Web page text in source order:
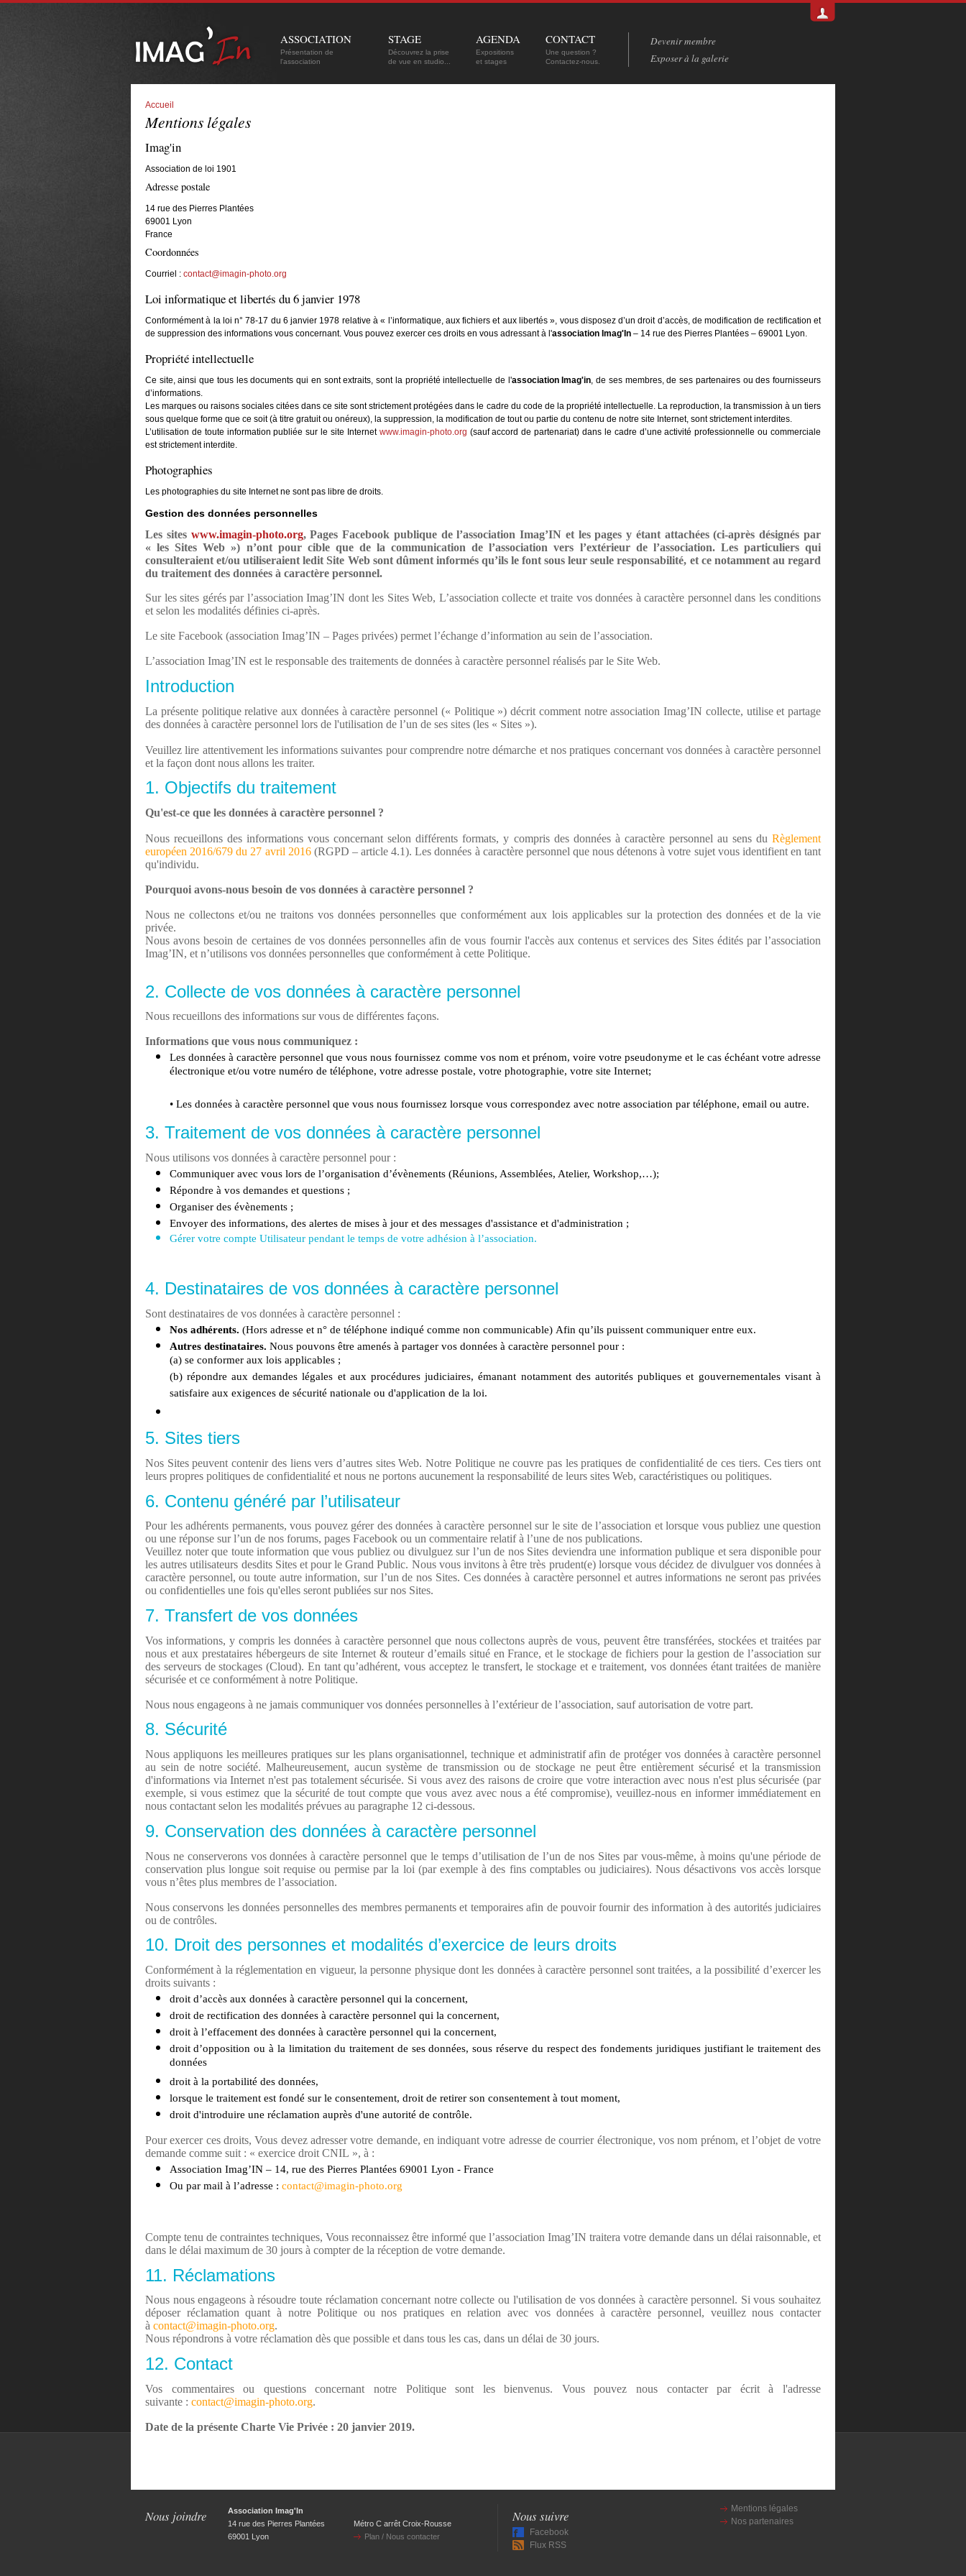
ASSOCIATION
Présentation de
l'association
STAGE
Découvrez la prise
de vue en studio...
AGENDA
Expositions
et stages
CONTACT
Une question ?
Contactez-nous.
Devenir membre
Exposer à la galerie
Accueil
Mentions légales
Imag'in
Association de loi 1901
Adresse postale
14 rue des Pierres Plantées
69001 Lyon
France
Coordonnées
Courriel : contact@imagin-photo.org
Loi informatique et libertés du 6 janvier 1978
Conformément à la loi n° 78-17 du 6 janvier 1978 relative à « l’informatique, aux fichiers et aux libertés », vous disposez d’un droit d’accès, de modification de rectification et
de suppression des informations vous concernant. Vous pouvez exercer ces droits en vous adressant à l'association Imag'In – 14 rue des Pierres Plantées – 69001 Lyon.
Propriété intellectuelle
Ce site, ainsi que tous les documents qui en sont extraits, sont la propriété intellectuelle de l'association Imag'in , de ses membres, de ses partenaires ou des fournisseurs
d’informations.
Les marques ou raisons sociales citées dans ce site sont strictement protégées dans le cadre du code de la propriété intellectuelle. La reproduction, la transmission à un tiers
sous quelque forme que ce soit (à titre gratuit ou onéreux), la suppression, la modification de tout ou partie du contenu de notre site Internet, sont strictement interdites.
L’utilisation de toute information publiée sur le site Internet www.imagin-photo.org (sauf accord de partenariat) dans le cadre d’une activité professionnelle ou commerciale
est strictement interdite.
Photographies
Les photographies du site Internet ne sont pas libre de droits.
Gestion des données personnelles
Les sites www.imagin-photo.org, Pages Facebook publique de l’association Imag’IN et les pages y étant attachées (ci-après désignés par
« les Sites Web ») n’ont pour cible que de la communication de l’association vers l’extérieur de l’association. Les particuliers qui
consulteraient et/ou utiliseraient ledit Site Web sont dûment informés qu’ils le font sous leur seule responsabilité, et ce notamment au regard
du traitement des données à caractère personnel.
Sur les sites gérés par l’association Imag’IN dont les Sites Web, L’association collecte et traite vos données à caractère personnel dans les conditions
et selon les modalités définies ci-après.
Le site Facebook (association Imag’IN – Pages privées) permet l’échange d’information au sein de l’association.
L’association Imag’IN est le responsable des traitements de données à caractère personnel réalisés par le Site Web.
Introduction
La présente politique relative aux données à caractère personnel (« Politique ») décrit comment notre association Imag’IN collecte, utilise et partage
des données à caractère personnel lors de l'utilisation de l’un de ses sites (les « Sites »).
Veuillez lire attentivement les informations suivantes pour comprendre notre démarche et nos pratiques concernant vos données à caractère personnel
et la façon dont nous allons les traiter.
1. Objectifs du traitement
Qu'est-ce que les données à caractère personnel ?
Nous recueillons des informations vous concernant selon différents formats, y compris des données à caractère personnel au sens du Règlement
européen 2016/679 du 27 avril 2016(RGPD – article 4.1). Les données à caractère personnel que nous détenons à votre sujet vous identifient en tant
qu'individu.
Pourquoi avons-nous besoin de vos données à caractère personnel ?
Nous ne collectons et/ou ne traitons vos données personnelles que conformément aux lois applicables sur la protection des données et de la vie
privée.
Nous avons besoin de certaines de vos données personnelles afin de vous fournir l'accès aux contenus et services des Sites édités par l’association
Imag’IN, et n’utilisons vos données personnelles que conformément à cette Politique.
2. Collecte de vos données à caractère personnel
Nous recueillons des informations sur vous de différentes façons.
Informations que vous nous communiquez :
Les données à caractère personnel que vous nous fournissez comme vos nom et prénom, voire votre pseudonyme et le cas échéant votre adresse
électronique et/ou votre numéro de téléphone, votre adresse postale, votre photographie, votre site Internet;
• Les données à caractère personnel que vous nous fournissez lorsque vous correspondez avec notre association par téléphone, email ou autre.
3. Traitement de vos données à caractère personnel
Nous utilisons vos données à caractère personnel pour :
Communiquer avec vous lors de l’organisation d’évènements (Réunions, Assemblées, Atelier, Workshop,…);
Répondre à vos demandes et questions ;
Organiser des évènements ;
Envoyer des informations, des alertes de mises à jour et des messages d'assistance et d'administration ;
Gérer votre compte Utilisateur pendant le temps de votre adhésion à l’association.
4. Destinataires de vos données à caractère personnel
Sont destinataires de vos données à caractère personnel :
Nos adhérents. (Hors adresse et n° de téléphone indiqué comme non communicable) Afin qu’ils puissent communiquer entre eux.
Autres destinataires. Nous pouvons être amenés à partager vos données à caractère personnel pour :
(a) se conformer aux lois applicables ;
(b) répondre aux demandes légales et aux procédures judiciaires, émanant notamment des autorités publiques et gouvernementales visant à
satisfaire aux exigences de sécurité nationale ou d'application de la loi.
5. Sites tiers
Nos Sites peuvent contenir des liens vers d’autres sites Web. Notre Politique ne couvre pas les pratiques de confidentialité de ces tiers. Ces tiers ont
leurs propres politiques de confidentialité et nous ne portons aucunement la responsabilité de leurs sites Web, caractéristiques ou politiques.
6. Contenu généré par l’utilisateur
Pour les adhérents permanents, vous pouvez gérer des données à caractère personnel sur le site de l’association et lorsque vous publiez une question
ou une réponse sur l’un de nos forums, pages Facebook ou un commentaire relatif à l’une de nos publications.
Veuillez noter que toute information que vous publiez ou divulguez sur l’un de nos Sites deviendra une information publique et sera disponible pour
les autres utilisateurs desdits Sites et pour le Grand Public. Nous vous invitons à être très prudent(e) lorsque vous décidez de divulguer vos données à
caractère personnel, ou toute autre information, sur l’un de nos Sites. Ces données à caractère personnel et autres informations ne seront pas privées
ou confidentielles une fois qu'elles seront publiées sur nos Sites.
7. Transfert de vos données
Vos informations, y compris les données à caractère personnel que nous collectons auprès de vous, peuvent être transférées, stockées et traitées par
nous et aux prestataires hébergeurs de site Internet & routeur d’emails situé en France, et le stockage de fichiers pour la gestion de l’association sur
des serveurs de stockages (Cloud). En tant qu’adhérent, vous acceptez le transfert, le stockage et e traitement, vos données étant traitées de manière
sécurisée et ce conformément à notre Politique.
Nous nous engageons à ne jamais communiquer vos données personnelles à l’extérieur de l’association, sauf autorisation de votre part.
8. Sécurité
Nous appliquons les meilleures pratiques sur les plans organisationnel, technique et administratif afin de protéger vos données à caractère personnel
au sein de notre société. Malheureusement, aucun système de transmission ou de stockage ne peut être entièrement sécurisé et la transmission
d'informations via Internet n'est pas totalement sécurisée. Si vous avez des raisons de croire que votre interaction avec nous n'est plus sécurisée (par
exemple, si vous estimez que la sécurité de tout compte que vous avez avec nous a été compromise), veuillez-nous en informer immédiatement en
nous contactant selon les modalités prévues au paragraphe 12 ci-dessous.
9. Conservation des données à caractère personnel
Nous ne conserverons vos données à caractère personnel que le temps d’utilisation de l’un de nos Sites par vous-même, à moins qu'une période de
conservation plus longue soit requise ou permise par la loi (par exemple à des fins comptables ou judiciaires). Nous désactivons vos accès lorsque
vous n’êtes plus membres de l’association.
Nous conservons les données personnelles des membres permanents et temporaires afin de pouvoir fournir des information à des autorités judiciaires
ou de contrôles.
10. Droit des personnes et modalités d’exercice de leurs droits
Conformément à la réglementation en vigueur, la personne physique dont les données à caractère personnel sont traitées, a la possibilité d’exercer les
droits suivants :
droit d’accès aux données à caractère personnel qui la concernent,
droit de rectification des données à caractère personnel qui la concernent,
droit à l’effacement des données à caractère personnel qui la concernent,
droit d’opposition ou à la limitation du traitement de ses données, sous réserve du respect des fondements juridiques justifiant le traitement des
données
droit à la portabilité des données,
lorsque le traitement est fondé sur le consentement, droit de retirer son consentement à tout moment,
droit d'introduire une réclamation auprès d'une autorité de contrôle.
Pour exercer ces droits, Vous devez adresser votre demande, en indiquant votre adresse de courrier électronique, vos nom prénom, et l’objet de votre
demande comme suit : « exercice droit CNIL », à :
Association Imag’IN – 14, rue des Pierres Plantées 69001 Lyon - France
Ou par mail à l’adresse : contact@imagin-photo.org
Compte tenu de contraintes techniques, Vous reconnaissez être informé que l’association Imag’IN traitera votre demande dans un délai raisonnable, et
dans le délai maximum de 30 jours à compter de la réception de votre demande.
11. Réclamations
Nous nous engageons à résoudre toute réclamation concernant notre collecte ou l'utilisation de vos données à caractère personnel. Si vous souhaitez
déposer réclamation quant à notre Politique ou nos pratiques en relation avec vos données à caractère personnel, veuillez nous contacter
à contact@imagin-photo.org.
Nous répondrons à votre réclamation dès que possible et dans tous les cas, dans un délai de 30 jours.
12. Contact
Vos commentaires ou questions concernant notre Politique sont les bienvenus. Vous pouvez nous contacter par écrit à l'adresse
suivante : contact@imagin-photo.org.
Date de la présente Charte Vie Privée : 20 janvier 2019.
Nous joindre
Association Imag'In
14 rue des Pierres Plantées
69001 Lyon
Métro C arrêt Croix-Rousse
Plan / Nous contacter
Nous suivre
Facebook
Flux RSS
Mentions légales
Nos partenaires